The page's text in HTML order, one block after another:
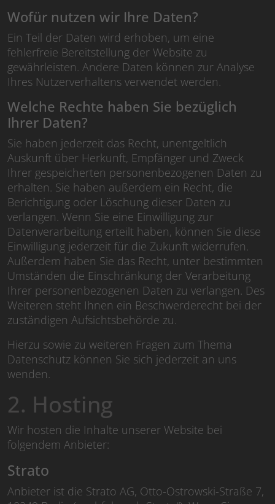
Wofür nutzen wir Ihre Daten?
Ein Teil der Daten wird erhoben, um eine
fehlerfreie Bereitstellung der Website zu
gewährleisten. Andere Daten können zur Analyse
Ihres Nutzerverhaltens verwendet werden.
Welche Rechte haben Sie bezüglich
Ihrer Daten?
Sie haben jederzeit das Recht, unentgeltlich
Auskunft über Herkunft, Empfänger und Zweck
Ihrer gespeicherten personenbezogenen Daten zu
erhalten. Sie haben außerdem ein Recht, die
Berichtigung oder Löschung dieser Daten zu
verlangen. Wenn Sie eine Einwilligung zur
Datenverarbeitung erteilt haben, können Sie diese
Einwilligung jederzeit für die Zukunft widerrufen.
Außerdem haben Sie das Recht, unter bestimmten
Umständen die Einschränkung der Verarbeitung
Ihrer personenbezogenen Daten zu verlangen. Des
Weiteren steht Ihnen ein Beschwerderecht bei der
zuständigen Aufsichtsbehörde zu.
Hierzu sowie zu weiteren Fragen zum Thema
Datenschutz können Sie sich jederzeit an uns
wenden.
2. Hosting
Wir hosten die Inhalte unserer Website bei
folgendem Anbieter:
Strato
Anbieter ist die Strato AG, Otto-Ostrowski-Straße 7,